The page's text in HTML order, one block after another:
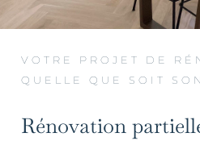
VOTRE PROJET DE
QUELLE QUE SOIT
Rénovation